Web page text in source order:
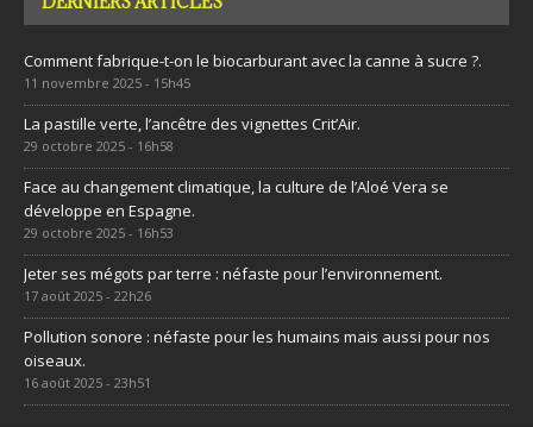
Comment fabrique-t-on le biocarburant avec la canne à sucre ?.
11 novembre 2025 - 15h45
La pastille verte, l’ancêtre des vignettes Crit’Air.
29 octobre 2025 - 16h58
Face au changement climatique, la culture de l’Aloé Vera se
développe en Espagne.
29 octobre 2025 - 16h53
Jeter ses mégots par terre : néfaste pour l’environnement.
17 août 2025 - 22h26
Pollution sonore : néfaste pour les humains mais aussi pour nos
oiseaux.
16 août 2025 - 23h51